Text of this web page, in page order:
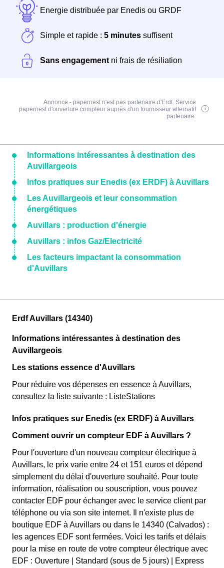
Energie distribuée par Enedis ou GRDF
Simple et rapide : 5 minutes suffisent
Sans engagement ni frais de résiliation
Annonce - papernest n'est pas partenaire d'Erdf. Service
papernest d'ouverture compteur auprès d'un fournisseur alternatif
partenaire.
Informations intéressantes à destination des
Auvillargeois
Infos pratiques sur Enedis (ex ERDF) à Auvillars
Les Auvillargeois et leur consommation
énergétiques
Auvillars : production d'énergie
Auvillars : infos Gaz/Electricité
Les facteurs impactant la consommation
d'Auvillars
Erdf Auvillars (14340)
Informations intéressantes à destination des
Auvillargeois
Les stations essence d'Auvillars
Pour réduire vos dépenses en essence à Auvillars,
consultez la liste suivante : ListeStations
Infos pratiques sur Enedis (ex ERDF) à Auvillars
Comment ouvrir un compteur EDF à Auvillars ?
Pour l'ouverture d'un nouveau compteur électrique à
Auvillars, le prix varie entre 24 et 151 euros et dépend
simplement du délai d'ouverture souhaité. Pour toute
information, réalisation ou souscription, vous pouvez
contacter EDF pour échanger avec le service client par
téléphone ou via son site internet. Il n'existe plus de
boutique EDF à Auvillars ou dans le 14340 (Calvados) :
les agences EDF sont fermées. Voici les tarifs et délais
pour la mise en route de votre compteur électrique avec
EDF : Ouverture | Standard (sous de 5 jours) | Express